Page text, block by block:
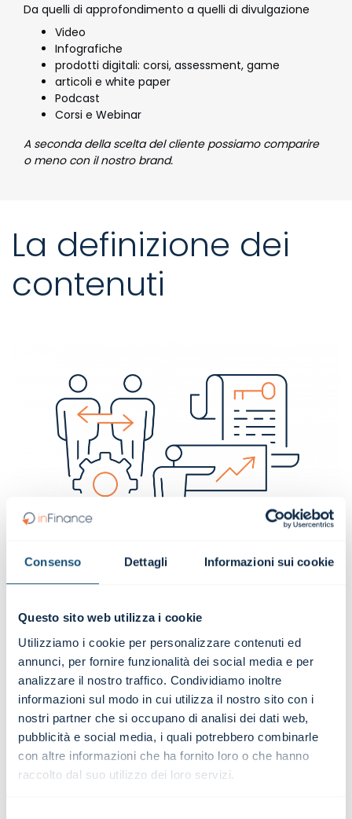
Consenso Dettagli Informazioni sui cookie
Questo sito web utilizza i cookie
Utilizziamo i cookie per personalizzare contenuti ed
annunci, per fornire funzionalità dei social media e per
analizzare il nostro traffico. Condividiamo inoltre
informazioni sul modo in cui utilizza il nostro sito con i
nostri partner che si occupano di analisi dei dati web,
pubblicità e social media, i quali potrebbero combinarle
con altre informazioni che ha fornito loro o che hanno
raccolto dal suo utilizzo dei loro servizi.
Da quelli di approfondimento a quelli di divulgazione
Video
Infografiche
prodotti digitali: corsi, assessment, game
articoli e white paper
Podcast
Corsi e Webinar
A seconda della scelta del cliente possiamo comparire
o meno con il nostro brand.
La definizione dei
contenuti
Confronto
contenuto più in linea.
Presentazionedi una proposta dettagliata
con l'indicazione di: obiettivi, tempi di
realizzazione e chiara esposizione dei costi.
Valutazione: l'azienda decide se e quando
procedere.
CONTATTACI